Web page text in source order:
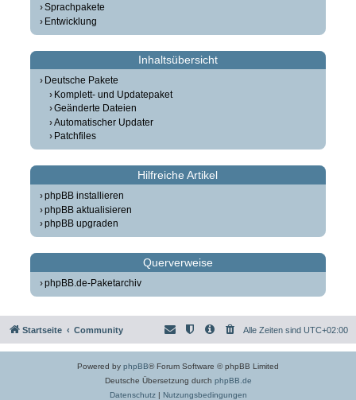
Sprachpakete
Entwicklung
Inhaltsübersicht
Deutsche Pakete
Komplett- und Updatepaket
Geänderte Dateien
Automatischer Updater
Patchfiles
Hilfreiche Artikel
phpBB installieren
phpBB aktualisieren
phpBB upgraden
Querverweise
phpBB.de-Paketarchiv
Startseite Community Alle Zeiten sind UTC+02:00
Powered by phpBB® Forum Software © phpBB Limited
Deutsche Übersetzung durch phpBB.de
Datenschutz| Nutzungsbedingungen